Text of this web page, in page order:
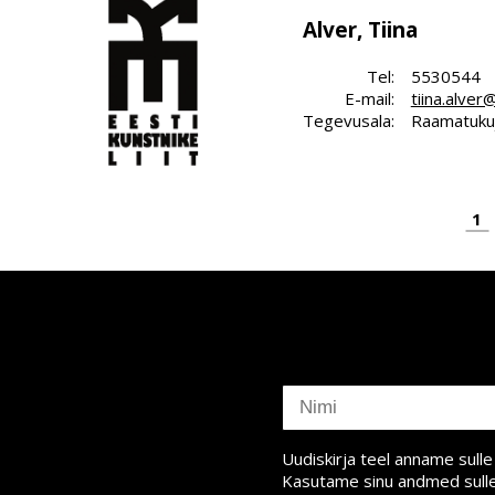
Alver, Tiina
Tel:
E-mail:
Tegevusala:
5530544
Pagination
1
subscriber
name
Uudiskirja teel anname
Kasutame sinu andmed